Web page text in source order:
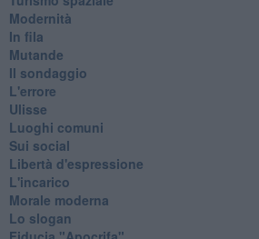
Modernità
In fila
Mutande
Il sondaggio
L'errore
Ulisse
Luoghi comuni
Sui social
Libertà d'espressione
L'incarico
Morale moderna
Lo slogan